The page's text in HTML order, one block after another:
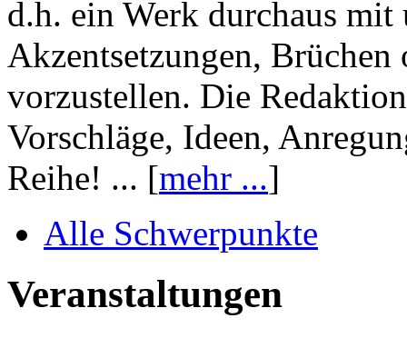
d.h. ein Werk durchaus mit
Akzentsetzungen, Brüchen
vorzustellen. Die
Vorschläge, Ideen,
Reihe! ... [mehr ...]
Alle Schwerpunkte
Veranstaltungen